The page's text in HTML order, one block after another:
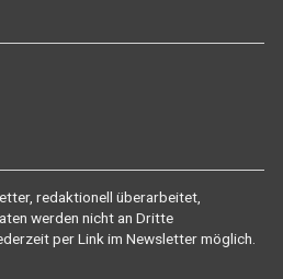
redaktionell überarbeitet,
werden nicht an Dritte
per Link im Newsletter möglich.